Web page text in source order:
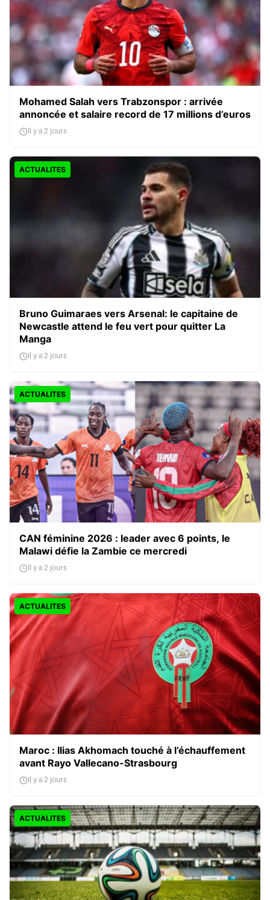
Mohamed Salah vers Trabzonspor : arrivée
annoncée et salaire record de 17 millions d’euros
Il y a 2 jours
ACTUALITES
Bruno Guimaraes vers Arsenal: le capitaine de
Newcastle attend le feu vert pour quitter La
Manga
Il y a 2 jours
ACTUALITES
CAN féminine 2026 : leader avec 6 points, le
Malawi défie la Zambie ce mercredi
Il y a 2 jours
ACTUALITES
Maroc : Ilias Akhomach touché à l’échauffement
avant Rayo Vallecano-Strasbourg
Il y a 2 jours
ACTUALITES